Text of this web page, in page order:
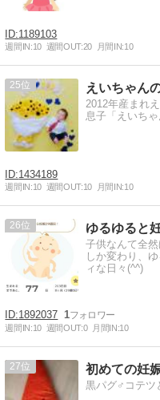
1189103
週間IN:10 週間OUT:20 月間IN:10
25 えいちゃん
2012年産まれ
息子「えいち
1434189
週間IN:10 週間OUT:10 月間IN:10
26 ゆるゆると
子供なんて全
しか変わり、
ィな日々(^^)
1892037 1
週間IN:10 週間OUT:0 月間IN:10
27 初めての妊
黒パグ♂コテツ